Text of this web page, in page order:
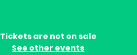
Tickets are not on sale
See other events